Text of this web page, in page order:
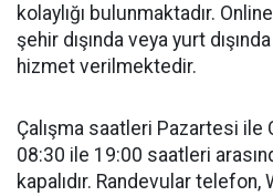
kolaylığı bulunmaktadır.
şehir dışında veya yurt
hizmet verilmektedir.
Çalışma saatleri Pazartesi ile
08:30 ile 19:00 saatleri
kapalıdır. Randevular